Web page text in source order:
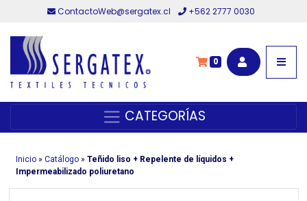
ContactoWeb@sergatex.cl +562 2777 0030
0
CATEGORÍAS
Inicio» Catálogo» Teñido liso + Repelente de líquidos +
Impermeabilizado poliuretano